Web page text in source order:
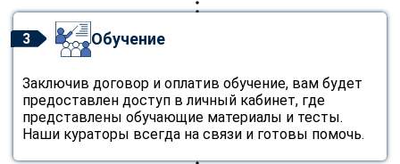
3 Обучение
Заключив договор и оплатив обучение, вам будет
предоставлен доступ в личный кабинет, где
представлены обучающие материалы и тесты.
Наши кураторы всегда на связи и готовы помочь.